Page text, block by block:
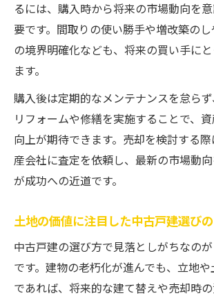
るには、購入時から将来の市場動向を
要です。間取りの使い勝手や増改築の
の境界明確化なども、将来の買い手に
ます。
購入後は定期的なメンテナンスを怠ら
リフォームや修繕を実施することで、
向上が期待できます。売却を検討する
産会社に査定を依頼し、最新の市場動
が成功への近道です。
土地の価値に注目した中古戸建選び
中古戸建の選び方で見落としがちなのが
です。建物の老朽化が進んでも、立地
であれば、将来的な建て替えや売却時